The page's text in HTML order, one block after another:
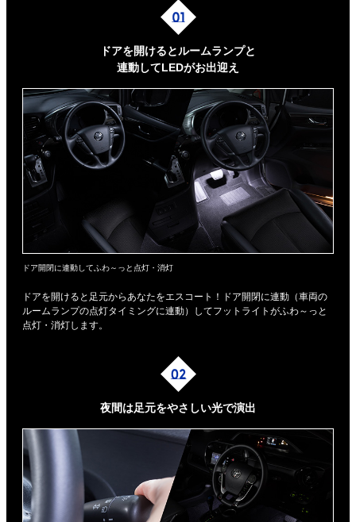
ドアを開けるとルームランプと
連動してLEDがお出迎え
ドア開閉に連動してふわ～っと点灯・消灯
ドアを開けると足元からあなたをエスコート！ドア開閉に連動（車両の
ルームランプの点灯タイミングに連動）してフットライトがふわ～っと
点灯・消灯します。
夜間は足元をやさしい光で演出